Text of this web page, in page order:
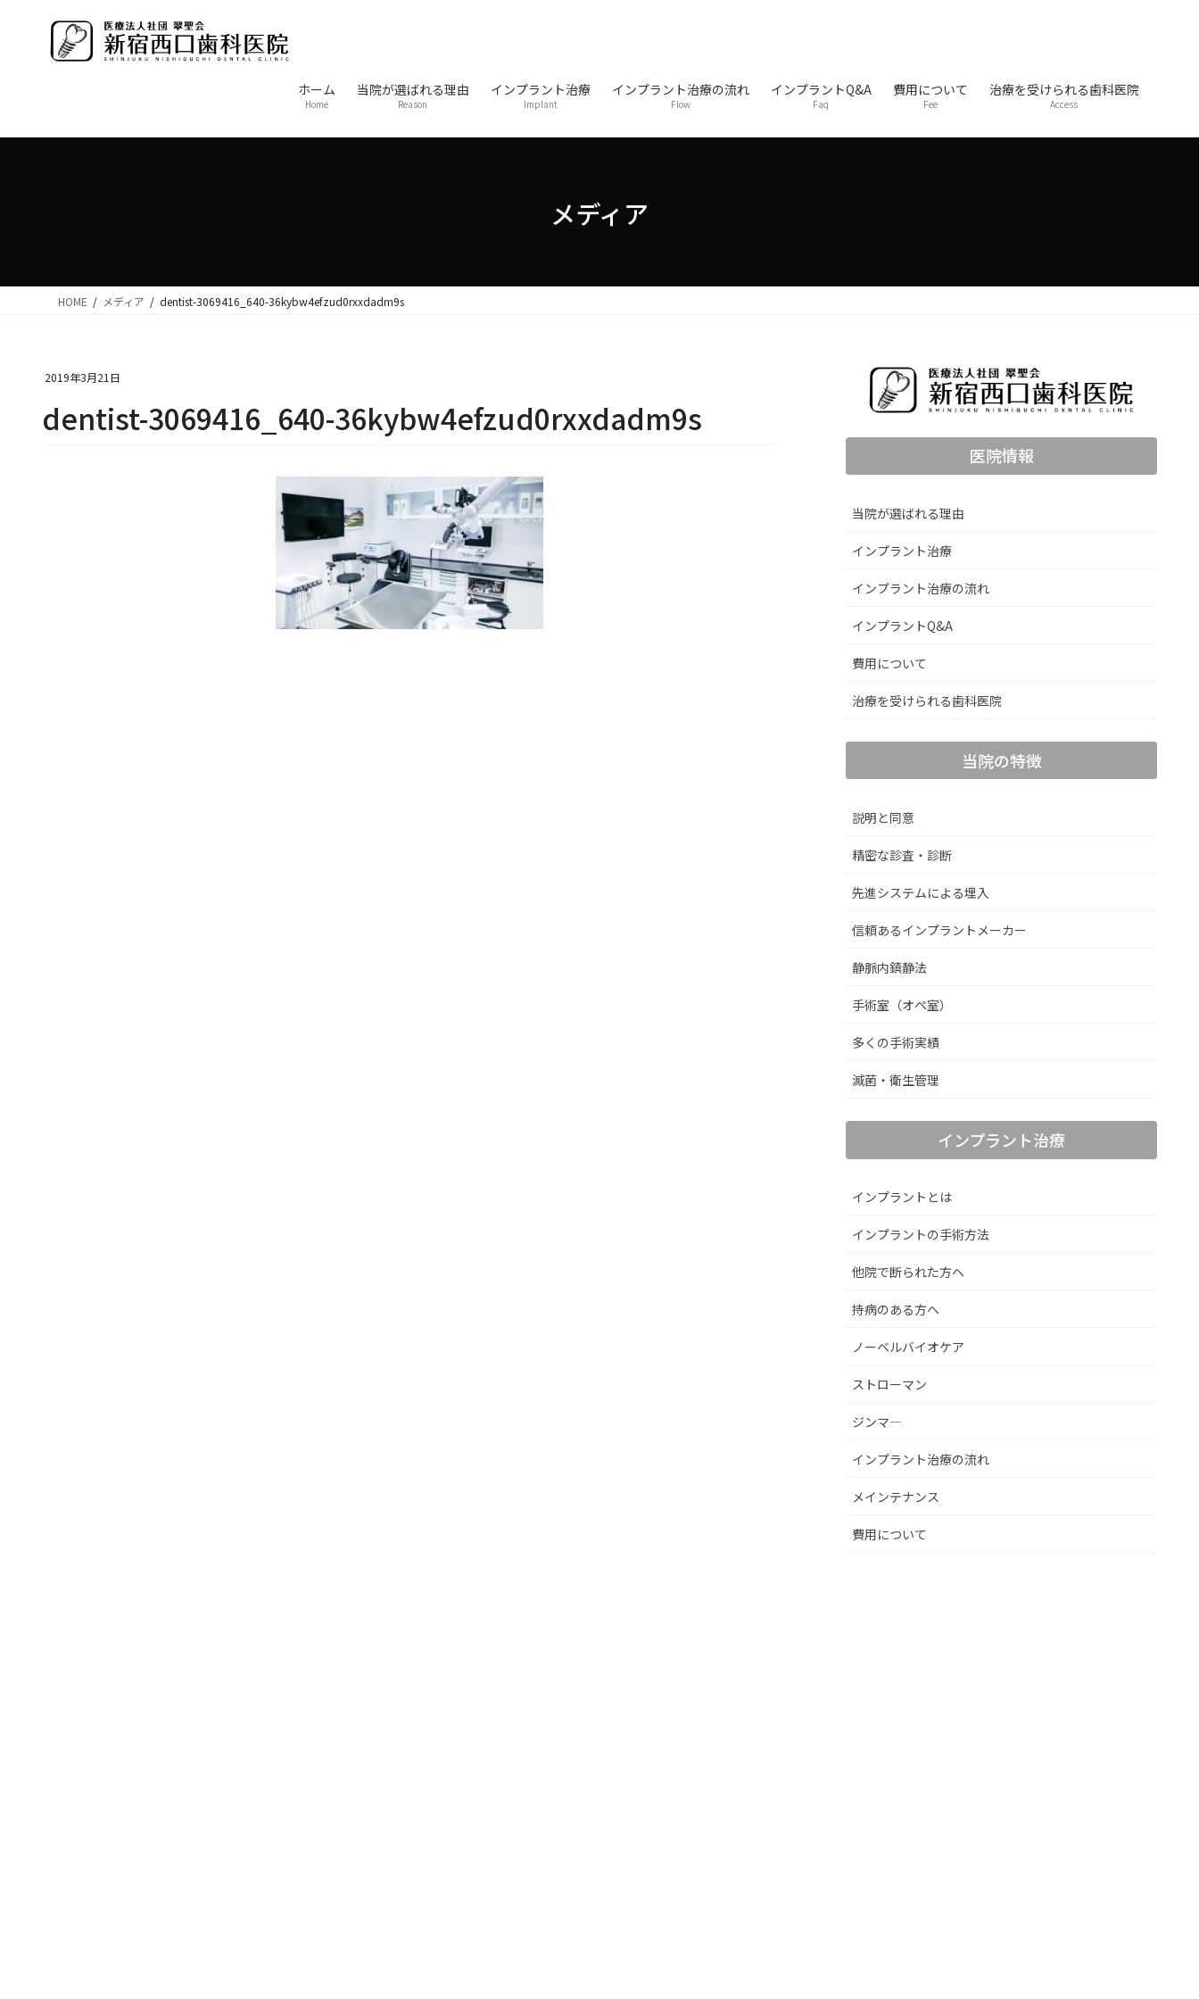
移
ン
ホーム
Home
当院が選ばれる理由
Reason
インプラント治療
Implant
インプラント治療の流れ
Flow
インプラントQ&A
Faq
費用について
Fee
治療を受けられる歯科医院
Access
メディア
HOME メディア dentist-3069416_640-36kybw4efzud0rxxdadm9s
2019年3月21日
dentist-3069416_640-36kybw4efzud0rxxdadm9s
医院情報
当院が選ばれる理由
インプラント治療
インプラント治療の流れ
インプラントQ&A
費用について
治療を受けられる歯科医院
当院の特徴
説明と同意
精密な診査・診断
先進システムによる埋入
信頼あるインプラントメーカー
静脈内鎮静法
手術室（オペ室）
多くの手術実績
滅菌・衛生管理
インプラント治療
インプラントとは
インプラントの手術方法
他院で断られた方へ
持病のある方へ
ノーベルバイオケア
ストローマン
ジンマ―
インプラント治療の流れ
メインテナンス
費用について